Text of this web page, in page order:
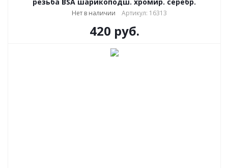
Нет в наличии Артикул: 16313
420 руб.